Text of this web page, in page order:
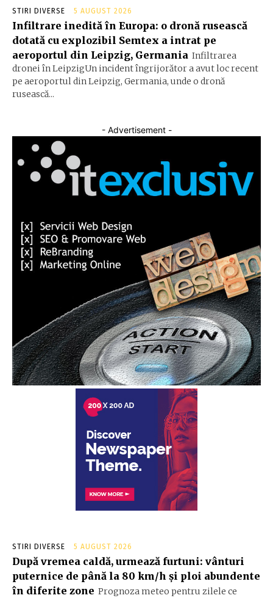
STIRI DIVERSE 5 AUGUST 2026
Infiltrare inedită în Europa: o dronă rusească
dotată cu explozibil Semtex a intrat pe
aeroportul din Leipzig, Germania Infiltrarea
dronei în LeipzigUn incident îngrijorător a avut loc recent
pe aeroportul din Leipzig, Germania, unde o dronă
rusească...
- Advertisement -
STIRI DIVERSE 5 AUGUST 2026
După vremea caldă, urmează furtuni: vânturi
puternice de până la 80 km/h și ploi abundente
în diferite zone Prognoza meteo pentru zilele ce